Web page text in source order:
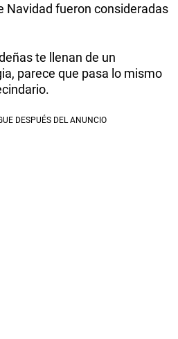
Navidad fueron consideradas
te llenan de un
parece que pasa lo mismo